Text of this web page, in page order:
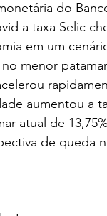
do
a taxa Selic
em um
menor
aumentou a
atual de
de queda